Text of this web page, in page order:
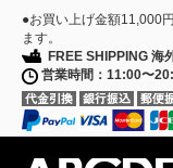
●お買い上げ金額11,000
ます。
FREE SHIPPING 海
営業時間：11:00〜